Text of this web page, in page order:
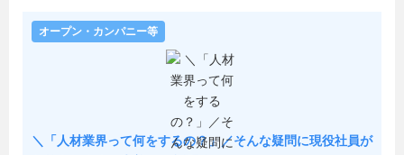
オープン・カンパニー等
＼「人材業界って何をするの？」／そんな疑問に現役社員が